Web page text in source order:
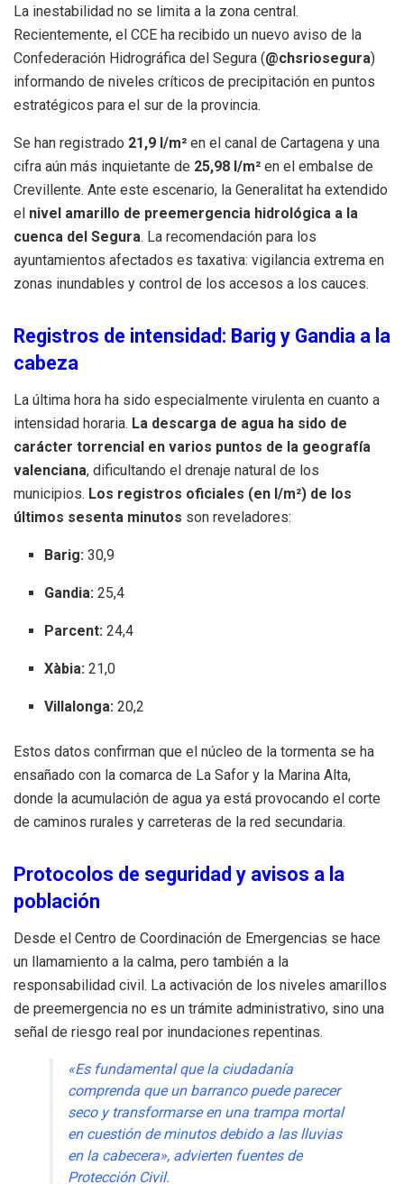
La inestabilidad no se limita a la zona central.
Recientemente, el CCE ha recibido un nuevo aviso de la
Confederación Hidrográfica del Segura (@chsriosegura)
informando de niveles críticos de precipitación en puntos
estratégicos para el sur de la provincia.
Se han registrado 21,9 l/m² en el canal de Cartagena y una
cifra aún más inquietante de 25,98 l/m² en el embalse de
Crevillente. Ante este escenario, la Generalitat ha extendido
el nivel amarillo de preemergencia hidrológica a la
cuenca del Segura. La recomendación para los
ayuntamientos afectados es taxativa: vigilancia extrema en
zonas inundables y control de los accesos a los cauces.
Registros de intensidad: Barig y Gandia a la
cabeza
La última hora ha sido especialmente virulenta en cuanto a
intensidad horaria. La descarga de agua ha sido de
carácter torrencial en varios puntos de la geografía
valenciana, dificultando el drenaje natural de los
municipios. Los registros oficiales (en l/m²) de los
últimos sesenta minutos son reveladores:
Barig: 30,9
Gandia: 25,4
Parcent: 24,4
Xàbia: 21,0
Villalonga: 20,2
Estos datos confirman que el núcleo de la tormenta se ha
ensañado con la comarca de La Safor y la Marina Alta,
donde la acumulación de agua ya está provocando el corte
de caminos rurales y carreteras de la red secundaria.
Protocolos de seguridad y avisos a la
población
Desde el Centro de Coordinación de Emergencias se hace
un llamamiento a la calma, pero también a la
responsabilidad civil. La activación de los niveles amarillos
de preemergencia no es un trámite administrativo, sino una
señal de riesgo real por inundaciones repentinas.
«Es fundamental que la ciudadanía
comprenda que un barranco puede parecer
seco y transformarse en una trampa mortal
en cuestión de minutos debido a las lluvias
en la cabecera», advierten fuentes de
Protección Civil.